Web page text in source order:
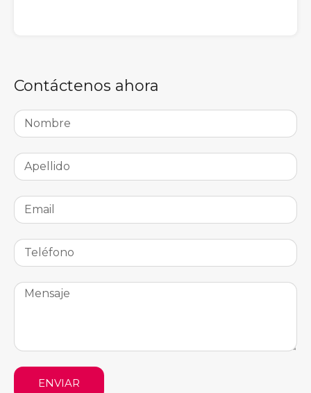
Contáctenos ahora
ENVIAR